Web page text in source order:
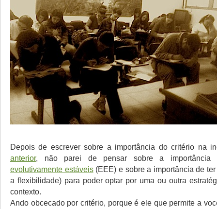
Depois de escrever sobre a importância do critério na
anterior, não parei de pensar sobre a
evolutivamente estáveis(EEE) e sobre a importância de
a flexibilidade) para poder optar por uma ou outra
contexto.
Ando obcecado por critério, porque é ele que permite a